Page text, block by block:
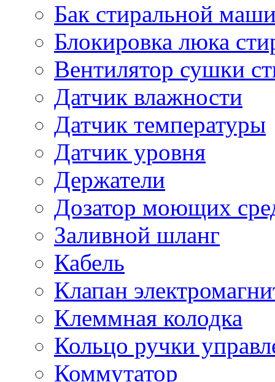
Бак стиральной
Блокировка люка
Вентилятор сушки
Датчик влажности
Датчик температуры
Датчик уровня
Держатели
Дозатор моющих
Заливной шланг
Кабель
Клапан
Клеммная колодка
Кольцо ручки
Коммутатор